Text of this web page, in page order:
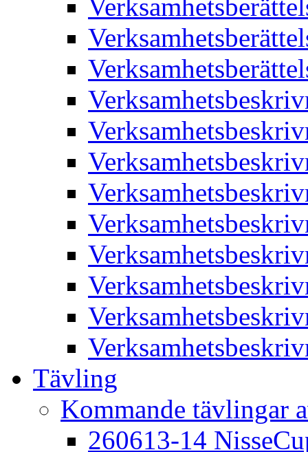
Tävling
Kommande tävlingar
260613-14